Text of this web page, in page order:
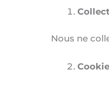
Nous ne